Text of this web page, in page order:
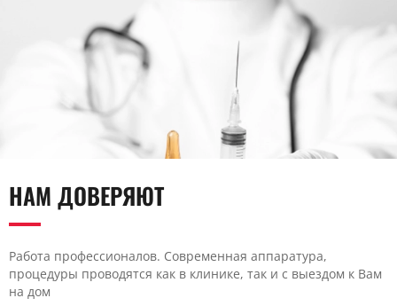
НАМ ДОВЕРЯЮТ
Работа профессионалов. Современная аппаратура,
процедуры проводятся как в клинике, так и с выездом к Вам
на дом